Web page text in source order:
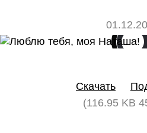
Скачать
(116.95 KB